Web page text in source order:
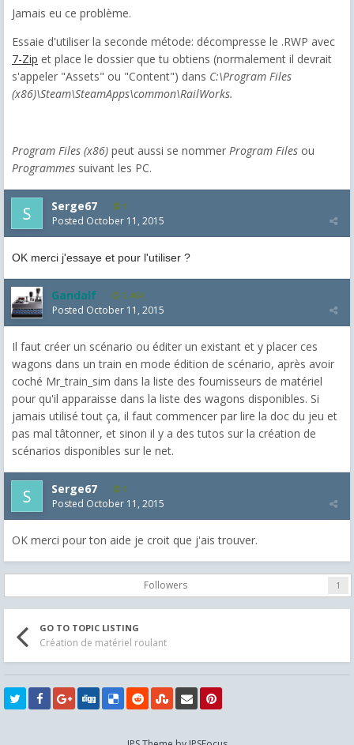
Jamais eu ce problème.
Essaie d'utiliser la seconde métode: décompresse le .RWP avec
7-Zip et place le dossier que tu obtiens (normalement il devrait
s'appeler "Assets" ou "Content") dans C:\Program Files
(x86)\Steam\SteamApps\common\RailWorks.
Program Files (x86) peut aussi se nommer Program Files ou
Programmes suivant les PC.
Serge67 1
Posted October 11, 2015
OK merci j'essaye et pour l'utiliser ?
Gandalf 2,464
Posted October 11, 2015
Il faut créer un scénario ou éditer un existant et y placer ces
wagons dans un train en mode édition de scénario, après avoir
coché Mr_train_sim dans la liste des fournisseurs de matériel
pour qu'il apparaisse dans la liste des wagons disponibles. Si
jamais utilisé tout ça, il faut commencer par lire la doc du jeu et
pas mal tâtonner, et sinon il y a des tutos sur la création de
scénarios disponibles sur le net.
Serge67 1
Posted October 11, 2015
OK merci pour ton aide je croit que j'ais trouver.
Followers 1
GO TO TOPIC LISTING
Création de matériel roulant